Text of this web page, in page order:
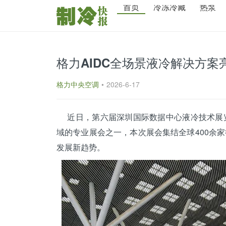
首页 冷冻冷藏 热泵
格力AIDC全场景液冷解决方案
格力中央空调 • 2026-6-17
近日，第六届深圳国际数据中心液冷技术
域的专业展会之一，本次展会集结全球400余
发展新趋势。